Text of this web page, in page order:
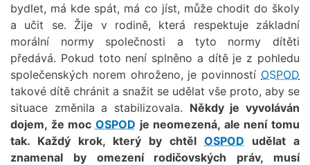
bydlet, má kde spát, má co jíst, může chodit do školy
a učit se. Žije v rodině, která respektuje základní
morální normy společnosti a tyto normy dítěti
předává. Pokud toto není splněno a dítě je z pohledu
společenských norem ohroženo, je povinností OSPOD
takové dítě chránit a snažit se udělat vše proto, aby se
situace změnila a stabilizovala. Někdy je vyvoláván
dojem, že moc OSPOD je neomezená, ale není tomu
tak. Každý krok, který by chtěl OSPOD udělat a
znamenal by omezení rodičovských práv, musí